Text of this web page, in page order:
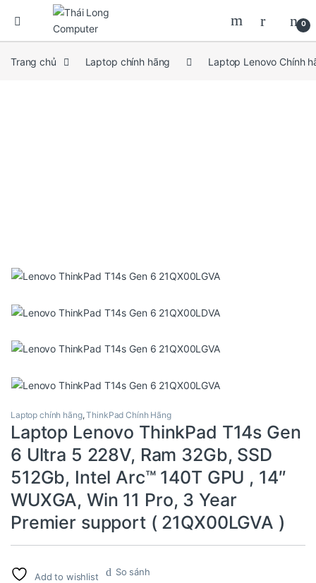
0
Trang chủ Laptop chính hãng Laptop Lenovo Chính
Laptop chính hãng,ThinkPad Chính Hãng
Laptop Lenovo ThinkPad T14s Gen
6 Ultra 5 228V, Ram 32Gb, SSD
512Gb, Intel Arc™ 140T GPU , 14″
WUXGA, Win 11 Pro, 3 Year
Premier support ( 21QX00LGVA )
Add to wishlist So sánh